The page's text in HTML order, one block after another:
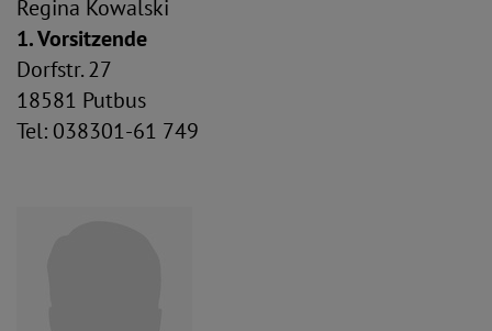
Regina Kowalski
1. Vorsitzende
Dorfstr. 27
18581 Putbus
Tel: 038301-61 749